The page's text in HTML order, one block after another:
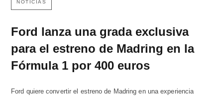
NOTICIAS
Ford lanza una grada exclusiva
para el estreno de Madring en la
Fórmula 1 por 400 euros
Ford quiere convertir el estreno de Madring en una experiencia